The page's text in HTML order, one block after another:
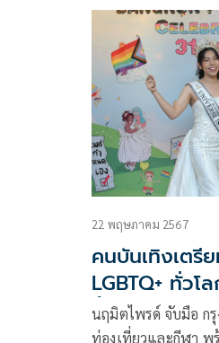
22 พฤษภาคม 2567
คนบันเทิงเตรี
LGBTQ+ ทั่วโ
นี้
นฤมิตไพรด์ จับมือ ก
ท่องเที่ยวและกีฬา